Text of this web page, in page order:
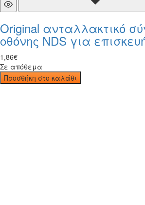
Original ανταλλακτικό
οθόνης NDS για
1 ,86€
Σε απόθεμα
Προσθήκη στο καλάθι